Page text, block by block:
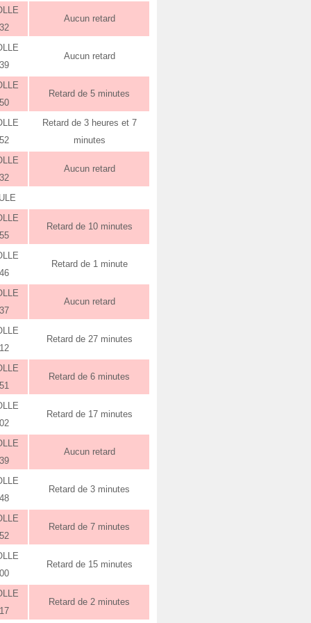
Aucun retard
Aucun retard
Retard de 5 minutes
Retard de 3 heures et 7
minutes
Aucun retard
Retard de 10 minutes
Retard de 1 minute
Aucun retard
Retard de 27 minutes
Retard de 6 minutes
Retard de 17 minutes
Aucun retard
Retard de 3 minutes
Retard de 7 minutes
Retard de 15 minutes
Retard de 2 minutes